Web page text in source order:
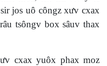
jos uô côngz xưv cxax
tsôngv box sâuv thax
cxax yuôx phax moz